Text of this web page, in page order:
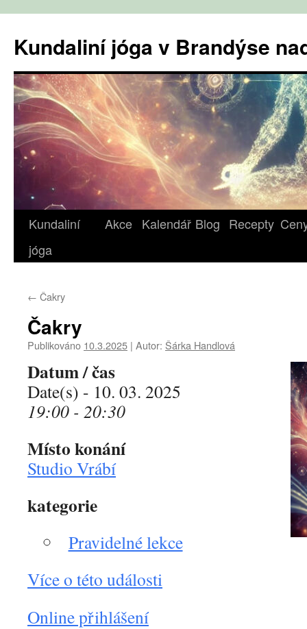
obsahu
webu
Kundaliní jóga v Brandýse
Kundaliní
jóga
Akce Kalendář Blog Recepty
← Čakry
Čakry
Publikováno 10.3.2025 | Autor: Šárka Handlová
Datum / čas
Date(s) - 10. 03. 2025
19:00 - 20:30
Místo konání
Studio Vrábí
kategorie
Pravidelné lekce
Více o této události
Online přihlášení